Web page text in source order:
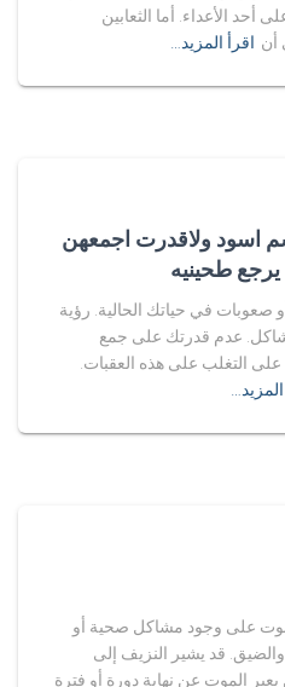
الأعداء. أما الثعابين
أن اقرأ المزيد…
ولاقدرت اجمعهن
يرجع طحينيه
صعوبات في حياتك الحالية. رؤية
عدم قدرتك على جمع
التغلب على هذه العقبات.
على وجود مشاكل صحية أو
قد يشير النزيف إلى
الموت عن نهاية دورة أو فترة